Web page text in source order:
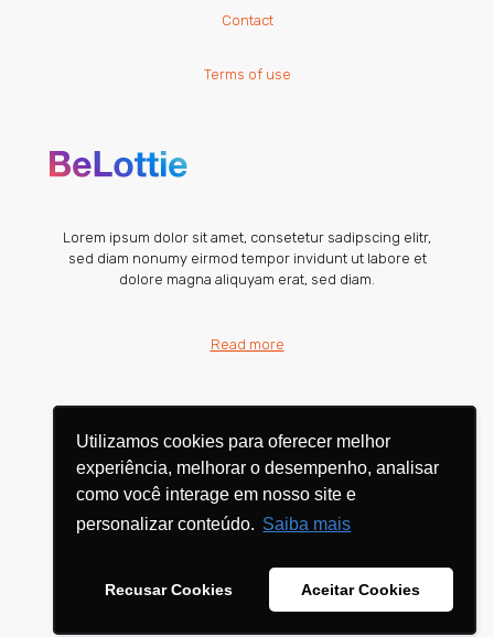
Utilizamos cookies para oferecer melhor
experiência, melhorar o desempenho, analisar
como você interage em nosso site e
personalizar conteúdo. Saiba mais
Recusar Cookies Aceitar Cookies
Utilizamos cookies para oferecer melhor
experiência, melhorar o desempenho, analisar
como você interage em nosso site e
personalizar conteúdo. Saiba mais
Recusar Cookies Aceitar Cookies
Contact
Terms of use
Lorem ipsum dolor sit amet, consetetur sadipscing elitr,
sed diam nonumy eirmod tempor invidunt ut labore et
dolore magna aliquyam erat, sed diam.
Read more
WordPress